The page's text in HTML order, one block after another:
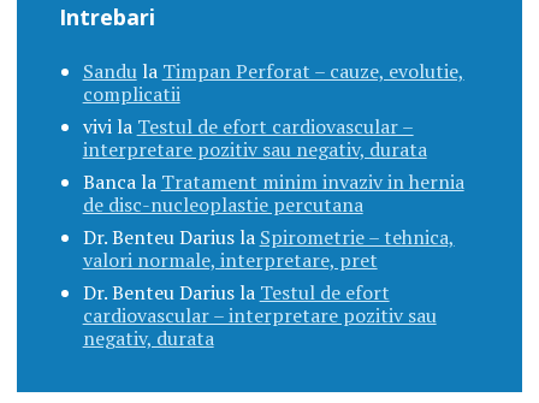
Intrebari
Sandula Timpan Perforat – cauze, evolutie,
complicatii
vivila Testul de efort cardiovascular –
interpretare pozitiv sau negativ, durata
Bancala Tratament minim invaziv in hernia
de disc-nucleoplastie percutana
Dr. Benteu Dariusla Spirometrie – tehnica,
valori normale, interpretare, pret
Dr. Benteu Dariusla Testul de efort
cardiovascular – interpretare pozitiv sau
negativ, durata